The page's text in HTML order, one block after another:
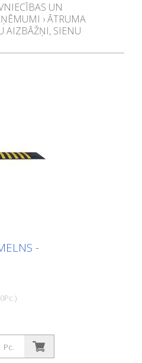
UN
›ĀTRUMA
AIZBĀŽŅI, SIENU
-
Pc.